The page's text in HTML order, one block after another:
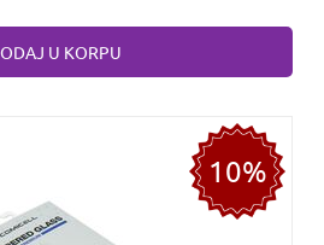
U KORPU
10%